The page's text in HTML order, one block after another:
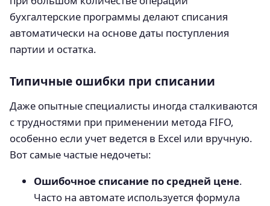
бухгалтерские программы делают списания
автоматически на основе даты поступления
партии и остатка.
Типичные ошибки при списании
Даже опытные специалисты иногда сталкиваются
с трудностями при применении метода FIFO,
особенно если учет ведется в Excel или вручную.
Вот самые частые недочеты:
Ошибочное списание по средней цене.
Часто на автомате используется формула